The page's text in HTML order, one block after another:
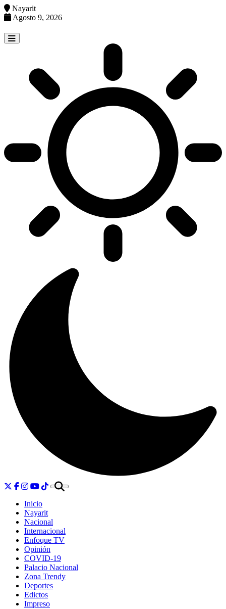
Nayarit
Agosto 9, 2026
to
content
Inicio
Nayarit
Nacional
Internacional
Enfoque TV
Opinión
COVID-19
Palacio Nacional
Zona Trendy
Deportes
Edictos
Impreso